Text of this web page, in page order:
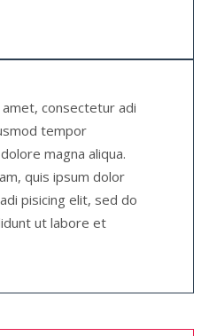
consectetur adi
tempor
magna aliqua.
quis ipsum dolor
pisicing elit, sed do
ut labore et